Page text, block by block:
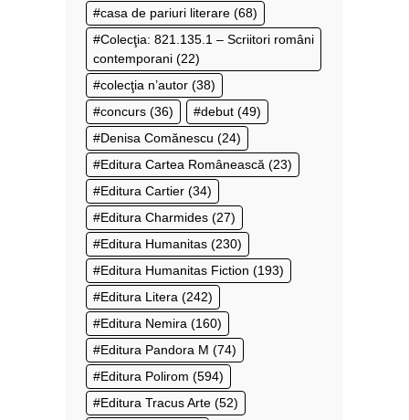
casa de pariuri literare (68)
Colecţia: 821.135.1 – Scriitori români
contemporani (22)
colecţia n’autor (38)
concurs (36) debut (49)
Denisa Comănescu (24)
Editura Cartea Românească (23)
Editura Cartier (34)
Editura Charmides (27)
Editura Humanitas (230)
Editura Humanitas Fiction (193)
Editura Litera (242)
Editura Nemira (160)
Editura Pandora M (74)
Editura Polirom (594)
Editura Tracus Arte (52)